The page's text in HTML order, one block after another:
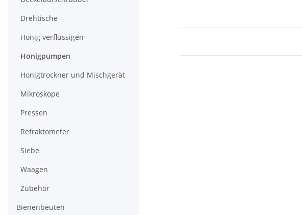
Drehtische
Honig verflüssigen
Honigpumpen
Honigtrockner und Mischgerät
Mikroskope
Pressen
Refraktometer
Siebe
Waagen
Zubehör
Bienenbeuten